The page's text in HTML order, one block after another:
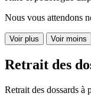
Nous vous attendons
Voir plus Voir moins
Retrait des
Retrait des dossards à